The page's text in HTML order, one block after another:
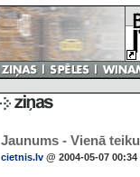
Jaunums - Vienā
cietnis.lv @ 2004-05-07 00:34